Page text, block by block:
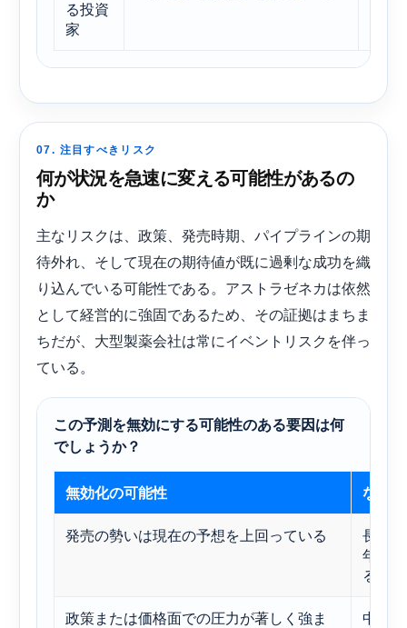
る投資
家
07. 注目すべきリスク
何が状況を急速に変える可能性があるの
か
主なリスクは、政策、発売時期、パイプラインの期
待外れ、そして現在の期待値が既に過剰な成功を織
り込んでいる可能性である。アストラゼネカは依然
として経営的に強固であるため、その証拠はまちま
ちだが、大型製薬会社は常にイベントリスクを伴っ
ている。
この予測を無効にする可能性のある要因は何
でしょうか？
無効化の可能性 なぜ
発売の勢いは現在の予想を上回っている
長期
年の
るだ
政策または価格面での圧力が著しく強ま
中核